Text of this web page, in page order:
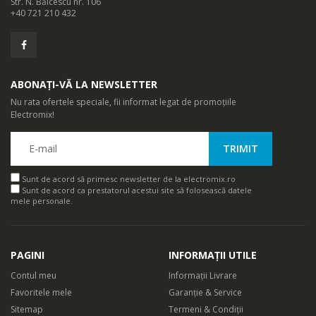
+40 721 210 432
ABONAȚI-VĂ LA NEWSLETTER
Nu rata ofertele speciale, fii informat legat de promoțiile
Electromix!
Sunt de acord să primesc newsletter de la electromix.ro
Sunt de acord ca prestatorul acestui site să folosească datele
mele personale.
PAGINI
Contul meu
Favoritele mele
Sitemap
INFORMAȚII UTILE
Informații Livrare
Garanție & Service
Termeni & Condiții